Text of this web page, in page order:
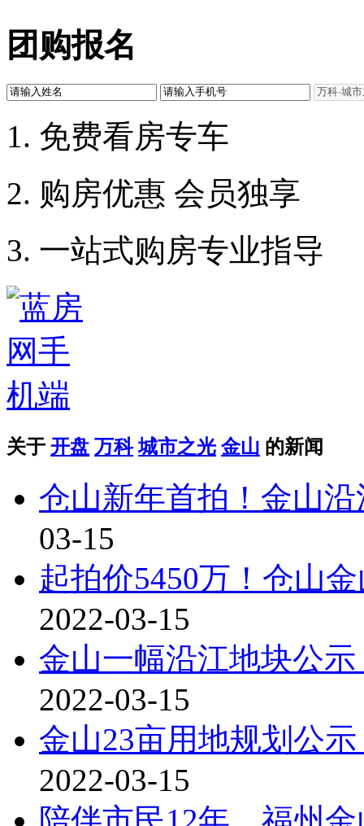
团购报名
1. 免费看房专车
2. 购房优惠 会员独享
3. 一站式购房专业指导
关于 开盘 万科 城市之光 金山 的新闻
仓山新年首拍！金山
03-15
起拍价5450万！仓山
2022-03-15
金山一幅沿江地块公
2022-03-15
金山23亩用地规划公
2022-03-15